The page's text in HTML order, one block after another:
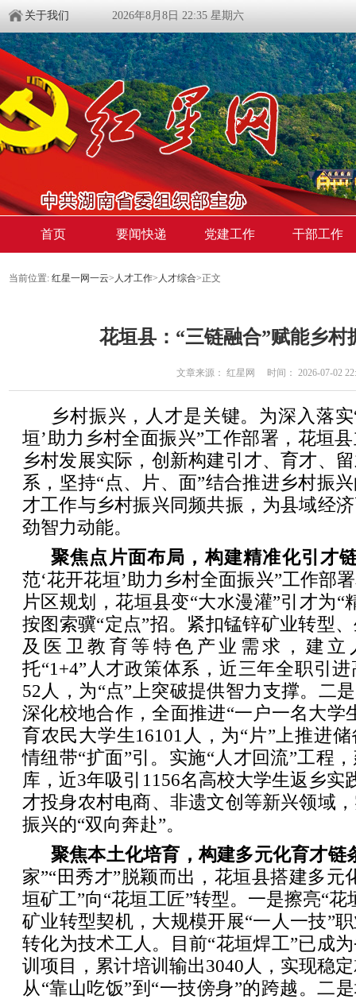
关于我们 2026年8月8日 22:35 星期六
首页 要闻快递 党建工作 干部工作
当前位置: 红星一网一云> 人才工作> 人才综合>正文
花垣县：“三链融合”赋能乡村
文章来源： 红星网 时间： 2026-07-02
乡村振兴，人才是关键。为深入落
垣’助力乡村全面振兴”工作部署，花垣
乡村发展实际，创新构建引才、育才、
系，坚持“点、片、面”结合推进乡村振
才工作与乡村振兴同频共振，为县域经
劲智力动能。
聚焦点片面布局，构建精准化引才
范‘花开花垣’助力乡村全面振兴”工作部
片区规划，花垣县变“大水漫灌”引才为“
按图索骥“定点”招。紧扣锰锌矿业转型
及医卫教育等特色产业需求，建立
托“1+4”人才政策体系，近三年全职引
52人，为“点”上突破提供智力支撑。二
深化校地合作，全面推进“一户一名大学
育农民大学生16101人，为“片”上推进
情纽带“扩面”引。实施“人才回流”工程
库，近3年吸引1156名高校大学生返乡实
才投身农村电商、非遗文创等新兴领域
振兴的“双向奔赴”。
聚焦本土化培育，构建多元化育才链
家”“田秀才”脱颖而出，花垣县搭建多元
垣矿工”向“花垣工匠”转型。一是擦亮“
矿业转型契机，大规模开展“一人一技”
转化为技术工人。目前“花垣焊工”已成
训项目，累计培训输出3040人，实现稳
从“靠山吃饭”到“一技傍身”的跨越。二